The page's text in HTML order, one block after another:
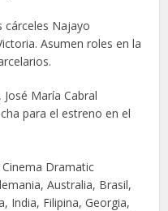
cárceles Najayo
Asumen roles en la
María Cabral
para el estreno en el
Cinema Dramatic
Australia, Brasil,
India, Filipina, Georgia,